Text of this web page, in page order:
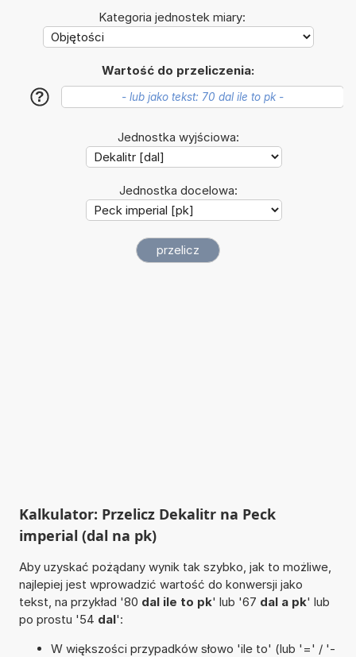
Kategoria jednostek miary:
Wartość do przeliczenia:
?
Jednostka wyjściowa:
Jednostka docelowa:
Kalkulator: Przelicz Dekalitr na Peck
imperial (dal na pk)
Aby uzyskać pożądany wynik tak szybko, jak to możliwe,
najlepiej jest wprowadzić wartość do konwersji jako
tekst, na przykład '80 dal ile to pk' lub '67 dal a pk' lub
po prostu '54 dal':
W większości przypadków słowo 'ile to' (lub '=' / '-